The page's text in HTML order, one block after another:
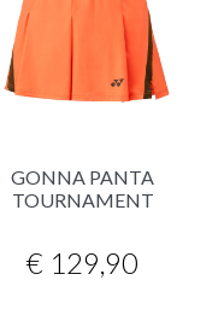
GONNA PANTA
TOURNAMENT
€ 129,90